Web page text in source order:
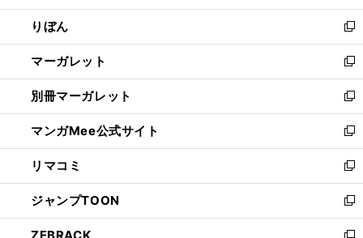
開
く
ウ
で
開
く
ン
ド
ウ
で
開
く
ウ
ィ
ン
ド
ウ
で
開
く
りぼん
新
し
い
ウ
ィ
ン
ド
ウ
で
開
く
マーガレット
新
し
い
ウ
ィ
ン
ド
ウ
で
開
く
別冊マーガレット
新
し
い
ウ
ィ
ン
ド
ウ
マンガMee公式サイト
新
し
い
ウ
ィ
ン
リマコミ
新
し
い
ウ
ジャンプTOON
新
し